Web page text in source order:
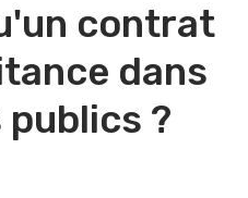
contrat
dans
?